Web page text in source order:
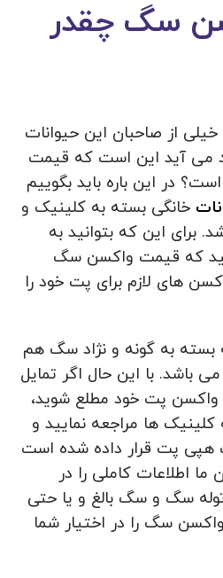
سگ چقدر
خیلی از صاحبان این حیوانات
می آید این است که قیمت
در این باره باید بگوییم
خانگی بسته به کلینیک و
برای این که بتوانید به
که قیمت واکسن سگ
های لازم برای پت خود را
بسته به گونه و نژاد سگ هم
با این حال اگر تمایل
واکسن پت خود مطلع شوید،
ها مراجعه نمایید و
هپی پت قرار داده شده است
ما اطلاعات کاملی را در
سگ و سگ بالغ و یا حتی
سگ را در اختیار شما